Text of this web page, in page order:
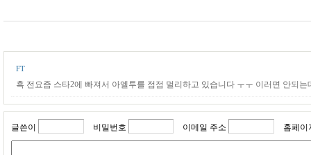
FT
흑 전요즘 스타2에 빠져서 아엘투를 점점 멀리하고 있습니다 ㅜㅜ 이러면 안되는
글쓴이 비밀번호 이메일 주소 홈페이